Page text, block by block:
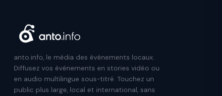
anto.info, le média des événements locaux.
Diffusez vos événements en stories vidéo ou
en audio multilingue sous-titré. Touchez un
public plus large, local et international, sans